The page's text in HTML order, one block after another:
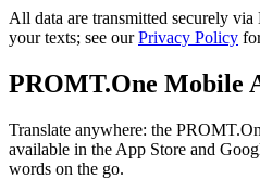
All data are transmitted securely
your texts; see ourPrivacy Policy
PROMT.One Mobile
Translate anywhere: the
available in the App Store and
words on the go.